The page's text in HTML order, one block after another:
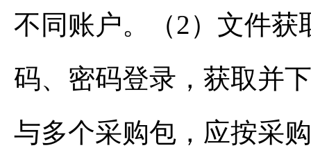
不同账户。（2）文件
码、密码登录，获取并
与多个采购包，应按采